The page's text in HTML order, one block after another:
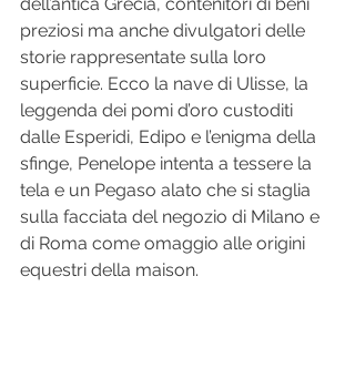
preziosi ma anche divulgatori delle
storie rappresentate sulla loro
superficie. Ecco la nave di Ulisse, la
leggenda dei pomi d’oro custoditi
dalle Esperidi, Edipo e l’enigma della
sfinge, Penelope intenta a tessere la
tela e un Pegaso alato che si staglia
sulla facciata del negozio di Milano e
di Roma come omaggio alle origini
equestri della maison.